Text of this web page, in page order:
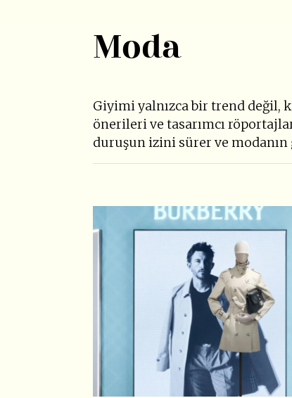
Moda
Giyimi yalnızca bir trend değil,
önerileri ve tasarımcı
duruşun izini sürer ve